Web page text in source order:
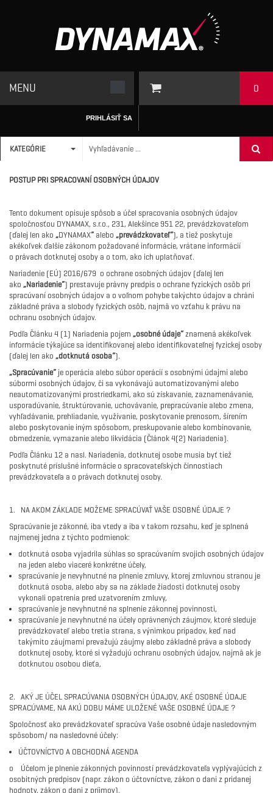
MENU 0
PRIHLÁSIŤ SA
KATEGÓRIE
ÚVODNÁ STRÁNKA / Ochrana Osobných Údajov
POSTUP PRI SPRACOVANÍ OSOBNÝCH ÚDAJOV
Tento dokument opisuje spôsob a účel spracovania osobných údajov
spoločnosťou DYNAMAX, s.r.o., 231, Alekšince 951 22, prevádzkovateľom
(ďalej len ako „DYNAMAX“alebo „prevádzkovateľ“), a tiež poskytuje
akékoľvek ďalšie zákonom požadované informácie, vrátane informácií
o právach dotknutej osoby a o tom, ako ich uplatňovať.
Nariadenie (EÚ) 2016/679 o ochrane osobných údajov (ďalej len
ako „Nariadenie“) prestavuje právny predpis o ochrane fyzických osôb pri
spracúvaní osobných údajov a o voľnom pohybe takýchto údajov a chráni
základné práva a slobody fyzických osôb, najmä vo vzťahu k právu na
ochranu osobných údajov.
Podľa Článku 4 (1) Nariadenia pojem „osobné údaje“znamená akékoľvek
informácie týkajúce sa identifikovanej alebo identifikovateľnej fyzickej osoby
(ďalej len ako „dotknutá osoba“).
„Spracúvanie“ je operácia alebo súbor operácií s osobnými údajmi alebo
súbormi osobných údajov, či sa vykonávajú automatizovanými alebo
neautomatizovanými prostriedkami, ako sú získavanie, zaznamenávanie,
usporadúvanie, štruktúrovanie, uchovávanie, prepracúvanie alebo zmena,
vyhľadávanie, prehliadanie, využívanie, poskytovanie prenosom, šírením
alebo poskytovanie iným spôsobom, preskupovanie alebo kombinovanie,
obmedzenie, vymazanie alebo likvidácia (Článok 4(2) Nariadenia).
Podľa Článku 12 a nasl. Nariadenia, dotknutej osobe musia byť tiež
poskytnuté príslušné informácie o spracovateľských činnostiach
prevádzkovateľa a o právach dotknutej osoby.
1. NA AKOM ZÁKLADE MOŽEME SPRACÚVAŤ VAŠE OSOBNÉ ÚDAJE ?
Spracúvanie je zákonné, iba vtedy a iba v takom rozsahu, keď je splnená
najmenej jedna z týchto podmienok:
dotknutá osoba vyjadrila súhlas so spracúvaním svojich osobných údajov
na jeden alebo viaceré konkrétne účely,
spracúvanie je nevyhnutné na plnenie zmluvy, ktorej zmluvnou stranou je
dotknutá osoba, alebo aby sa na základe žiadosti dotknutej osoby
vykonali opatrenia pred uzatvorením zmluvy,
spracúvanie je nevyhnutné na splnenie zákonnej povinnosti,
spracúvanie je nevyhnutné na účely oprávnených záujmov, ktoré sleduje
prevádzkovateľ alebo tretia strana, s výnimkou prípadov, keď nad
takýmito záujmami prevažujú záujmy alebo základné práva a slobody
dotknutej osoby, ktoré si vyžadujú ochranu osobných údajov, najmä ak je
dotknutou osobou dieťa,
2. AKÝ JE ÚČEL SPRACÚVANIA OSOBNÝCH ÚDAJOV, AKÉ OSOBNÉ ÚDAJE
SPRACÚVAME, NA AKÚ DOBU MÁME ULOŽENÉ VAŠE OSOBNÉ ÚDAJE ?
Spoločnosť ako prevádzkovateľ spracúva Vaše osobné údaje nasledovným
spôsobom/ na nasledovné účely:
ÚČTOVNÍCTVO A OBCHODNÁ AGENDA
o Účelom je plnenie zákonných povinností prevádzkovateľa vyplývajúcich z
osobitných predpisov (napr. zákon o účtovníctve, zákon o dani z pridanej
hodnoty, zákon o dani z príjmov).